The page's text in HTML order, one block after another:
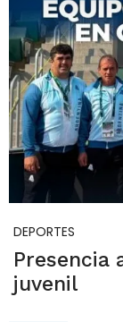
DEPORTES
Presencia
juvenil